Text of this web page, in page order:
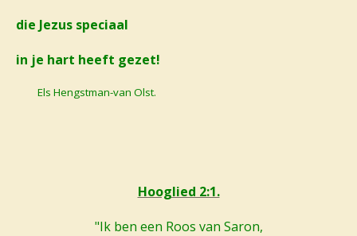
die Jezus speciaal
in je hart heeft gezet!
Els Hengstman-van Olst.
Hooglied 2:1.
"Ik ben een Roos van Saron,